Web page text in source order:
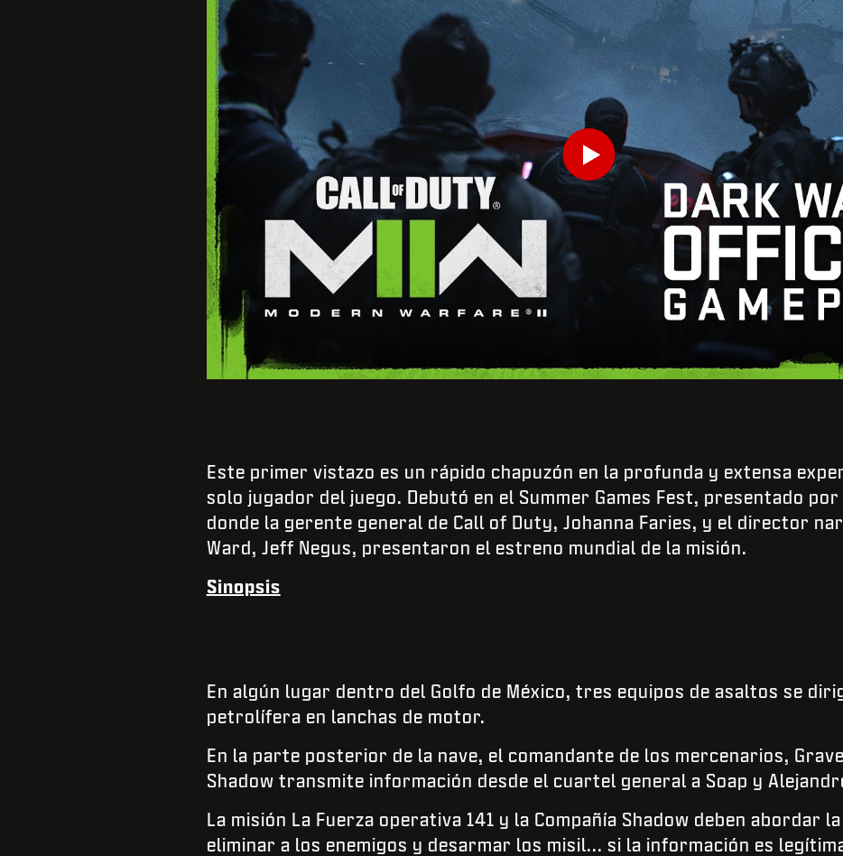
INTRODUCE TU FECHA DE NACIMIENTO
Play
Este primer vistazo es un rápido chapuzón en la profunda y extensa
solo jugador del juego. Debutó en el Summer Games Fest, presentado
donde la gerente general de Call of Duty, Johanna Faries, y el director
Ward, Jeff Negus, presentaron el estreno mundial de la misión.
Sinopsis
En algún lugar dentro del Golfo de México, tres equipos de asaltos se
petrolífera en lanchas de motor.
En la parte posterior de la nave, el comandante de los mercenarios,
Shadow transmite información desde el cuartel general a Soap y
La misión La Fuerza operativa 141 y la Compañía Shadow deben abordar
eliminar a los enemigos y desarmar los misil... si la información es